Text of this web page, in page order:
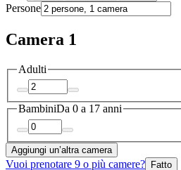
Persone
Camera 1
Adulti
BambiniDa 0 a 17 anni
Aggiungi un’altra camera
Vuoi prenotare 9 o più camere? Fatto